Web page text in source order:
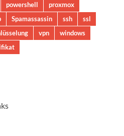
powershell
proxmox
Spamassassin ssh
ssl
vpn
windows